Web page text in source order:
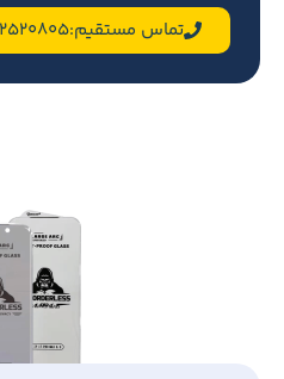
تماس مستقیم:09102520805